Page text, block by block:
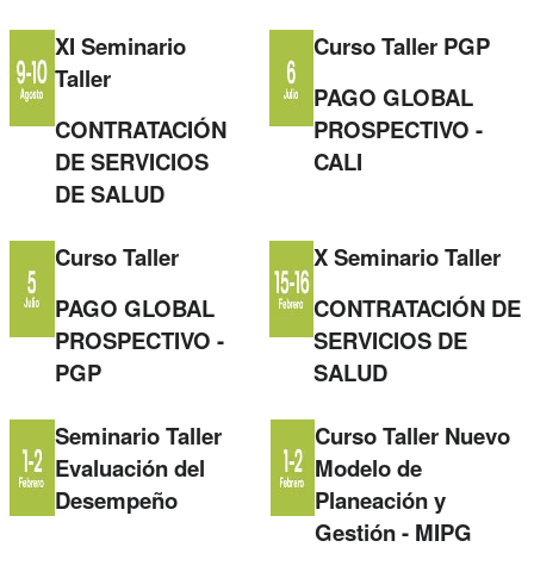
XI Seminario
Taller
CONTRATACIÓN
DE SERVICIOS
DE SALUD
Curso Taller PGP
PAGO GLOBAL
PROSPECTIVO -
CALI
Curso Taller
PAGO GLOBAL
PROSPECTIVO -
PGP
X Seminario Taller
CONTRATACIÓN DE
SERVICIOS DE
SALUD
Seminario Taller
Evaluación del
Desempeño
Curso Taller Nuevo
Modelo de
Planeación y
Gestión - MIPG